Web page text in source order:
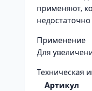
применяют,
Применение
Для
Техническая
Артикул